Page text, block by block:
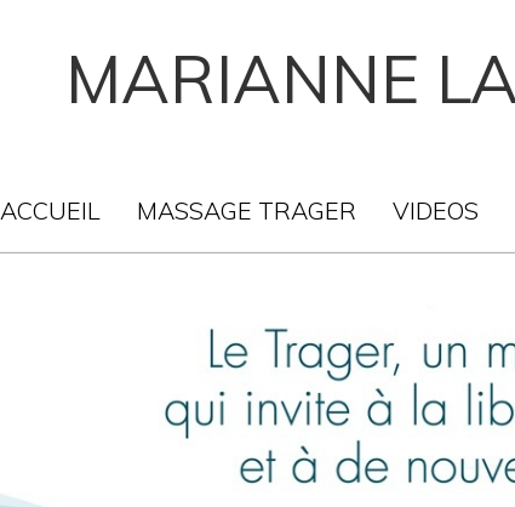
MARIANNE
ACCUEIL MASSAGE TRAGER VIDEOS